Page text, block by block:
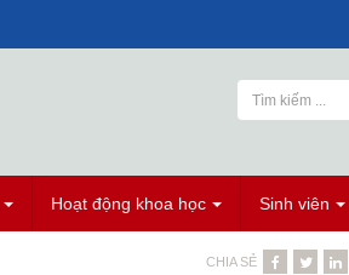
Hoạt động khoa học Sinh viên
CHIA SẺ